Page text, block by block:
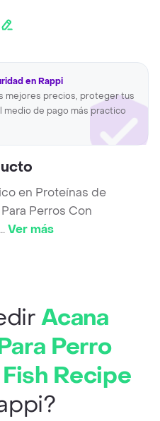
en Rappi
mejores precios, proteger tus
medio de pago más practico
en Proteínas de
Perros Con
...Ver más
Acana
Perro
Recipe